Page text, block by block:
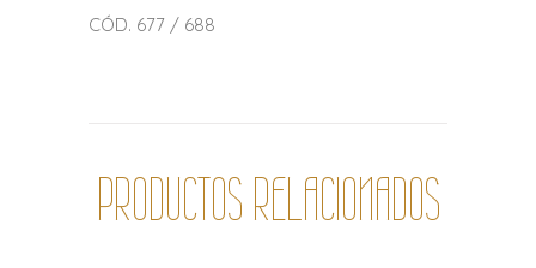
CÓD. 677 / 688
PRODUCTOS RELACIONADOS